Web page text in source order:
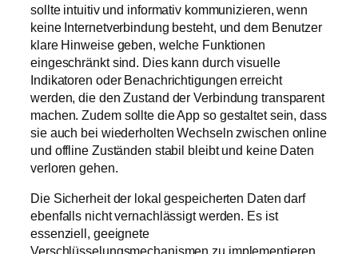
sollte intuitiv und informativ kommunizieren, wenn
keine Internetverbindung besteht, und dem Benutzer
klare Hinweise geben, welche Funktionen
eingeschränkt sind. Dies kann durch visuelle
Indikatoren oder Benachrichtigungen erreicht
werden, die den Zustand der Verbindung transparent
machen. Zudem sollte die App so gestaltet sein, dass
sie auch bei wiederholten Wechseln zwischen online
und offline Zuständen stabil bleibt und keine Daten
verloren gehen.
Die Sicherheit der lokal gespeicherten Daten darf
ebenfalls nicht vernachlässigt werden. Es ist
essenziell, geeignete
Verschlüsselungsmechanismen zu implementieren,